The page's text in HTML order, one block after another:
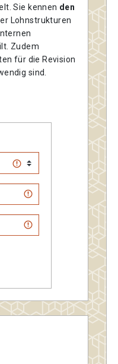
Sie kennen den
Lohnstrukturen
Zudem
für die Revision
sind.